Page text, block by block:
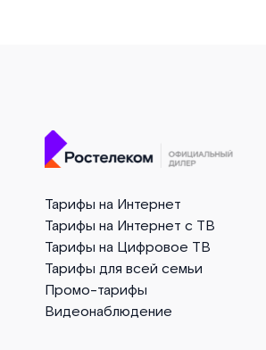
Тарифы на Интернет
Тарифы на Интернет с ТВ
Тарифы на Цифровое ТВ
Тарифы для всей семьи
Промо-тарифы
Видеонаблюдение